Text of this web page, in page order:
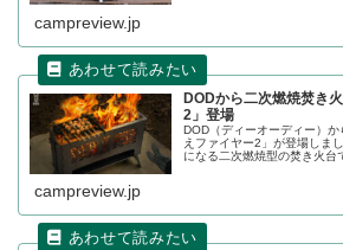
campreview.jp
DODから二次燃焼焚き
2」登場
DOD（ディーオーディー）
えファイヤー2」が登場しま
になる二次燃焼型の焚き火台
更で組み立てやすくリニュ
campreview.jp